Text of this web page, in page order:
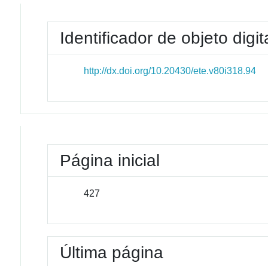
Identificador de objeto
http://dx.doi.org/10.20430/ete.v80i318.94
Página inicial
427
Última página